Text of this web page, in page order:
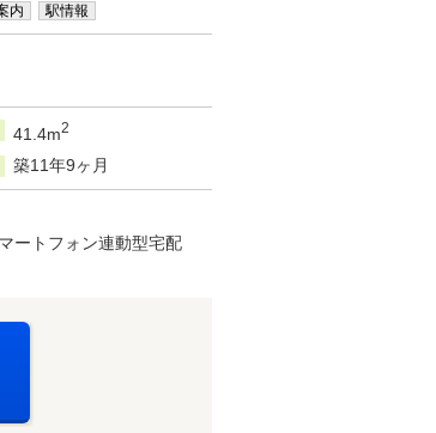
内 駅情報
41.4m2
築11年9ヶ月
トフォン連動型宅配